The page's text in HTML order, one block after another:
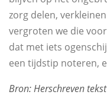
zorg delen,
vergroten we die
dat met iets
een tijdstip noteren,